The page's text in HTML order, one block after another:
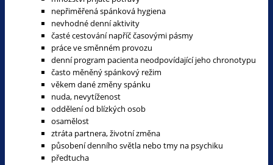
nepřiměřená spánková hygiena
nevhodné denní aktivity
časté cestování napříč časovými pásmy
práce ve směnném provozu
denní program pacienta neodpovídající jeho chronotypu
často měněný spánkový režim
věkem dané změny spánku
nuda, nevytíženost
oddělení od blízkých osob
osamělost
ztráta partnera, životní změna
působení denního světla nebo tmy na psychiku
předtucha